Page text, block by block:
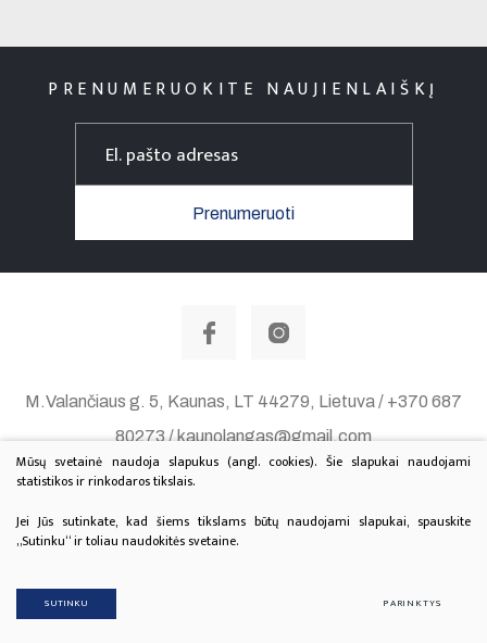
PRENUMERUOKITE NAUJIENLAIŠKĮ
Prenumeruoti
M.Valančiaus g. 5, Kaunas, LT 44279, Lietuva / +370 687
80273 / kaunolangas@gmail.com
Duomenų apsauga
Projektą finansuoja Lietuvos Kultūros Taryba.
Mūsų svetainė naudoja slapukus (angl. cookies). Šie slapukai naudojami
statistikos ir rinkodaros tikslais.
Jei Jūs sutinkate, kad šiems tikslams būtų naudojami slapukai, spauskite
„Sutinku“ ir toliau naudokitės svetaine.
SUTINKU PARINKTYS